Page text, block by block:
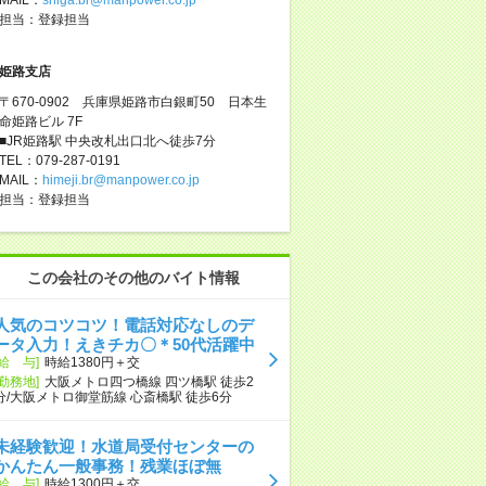
当：登録担当
路支店
670-0902 兵庫県姫路市白銀町50 日本生
姫路ビル 7F
姫路駅 中央改札出口北へ徒歩7分
：079-287-0191
： himeji.br@manpower.co.jp
当：登録担当
この会社のその他のバイト情報
気のコツコツ！電話対応なしのデ
タ入力！えきチカ〇＊50代活躍中
与] 時給1380円＋交
務地] 大阪メトロ四つ橋線 四ツ橋駅 徒歩2
/大阪メトロ御堂筋線 心斎橋駅 徒歩6分
経験歓迎！水道局受付センターの
んたん一般事務！残業ほぼ無